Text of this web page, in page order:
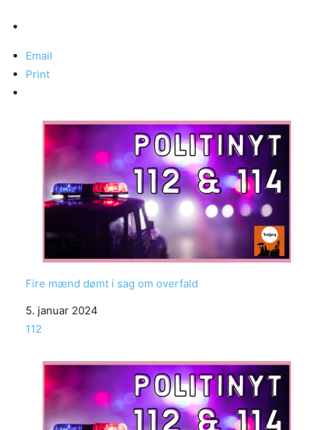
Email
Print
Fire mænd dømt i sag om overfald
Date
5. januar 2024
In relation to
112